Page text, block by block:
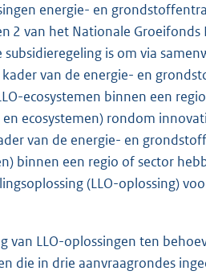
energie- en
2 van het Nationale
subsidieregeling is om via
van de energie- en
ecosystemen binnen een
ecosystemen) rondom
van de energie- en
binnen een regio of sector
(LLO-oplossing)
van LLO-oplossingen ten
die in drie aanvraagrondes